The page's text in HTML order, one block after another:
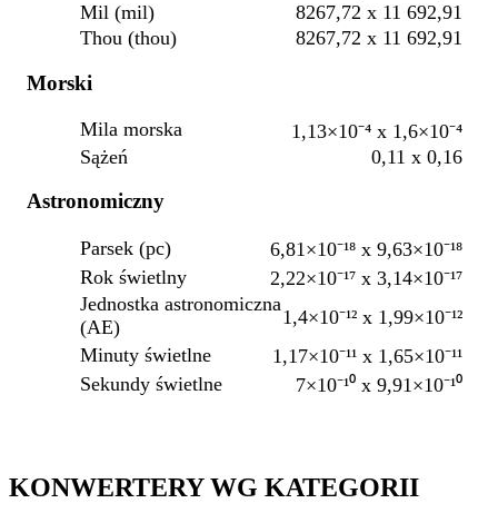
Mil (mil)
8267,72 x 11 692,91
Thou (thou)
8267,72 x 11 692,91
Morski
Mila morska
1,13×10⁻⁴ x 1,6×10⁻⁴
Sążeń
0,11 x 0,16
Astronomiczny
Parsek (pc)
6,81×10⁻¹⁸ x 9,63×10⁻¹⁸
Rok świetlny
2,22×10⁻¹⁷ x 3,14×10⁻¹⁷
Jednostka astronomiczna
(AE)
1,4×10⁻¹² x 1,99×10⁻¹²
Minuty świetlne
1,17×10⁻¹¹ x 1,65×10⁻¹¹
Sekundy świetlne
7×10⁻¹⁰ x 9,91×10⁻¹⁰
KONWERTERY WG KATEGORII